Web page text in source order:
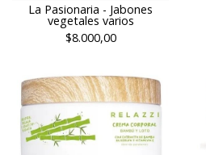
La Pasionaria - Jabones
vegetales varios
$8.000,00